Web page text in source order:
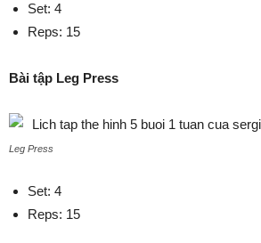
Set: 4
Reps: 15
Bài tập Leg Press
Leg Press
Set: 4
Reps: 15